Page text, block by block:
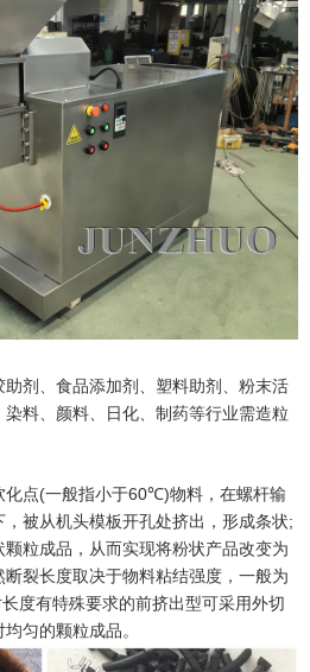
剂、食品添加剂、塑料助剂、粉末活
料、颜料、日化、制药等行业需造粒
化点(一般指小于60℃)物料，在螺杆输
被从机头模板开孔处挤出，形成条状;
粒成品，从而实现将粉状产品改变为
裂长度取决于物料粘结强度，一般为
度有特殊要求的前挤出型可采用外切
匀的颗粒成品。